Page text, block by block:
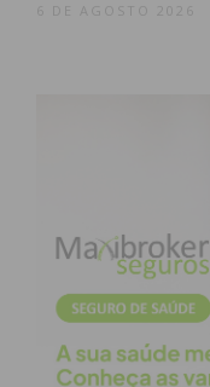
6 DE AGOSTO 2026